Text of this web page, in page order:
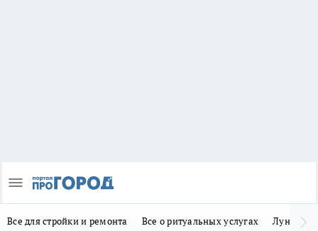
Все для стройки и ремонта Все о ритуальных услугах Лунно-